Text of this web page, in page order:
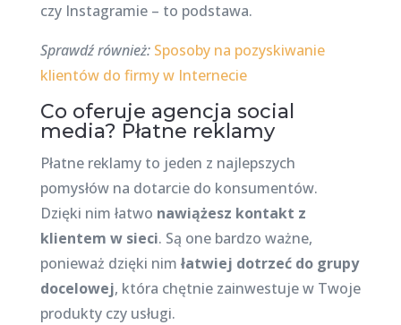
czy Instagramie – to podstawa.
Sprawdź również: Sposoby na pozyskiwanie
klientów do firmy w Internecie
Co oferuje agencja social
media? Płatne reklamy
Płatne reklamy to jeden z najlepszych
pomysłów na dotarcie do konsumentów.
Dzięki nim łatwo nawiążesz kontakt z
klientem w sieci. Są one bardzo ważne,
ponieważ dzięki nim łatwiej dotrzeć do grupy
docelowej, która chętnie zainwestuje w Twoje
produkty czy usługi.